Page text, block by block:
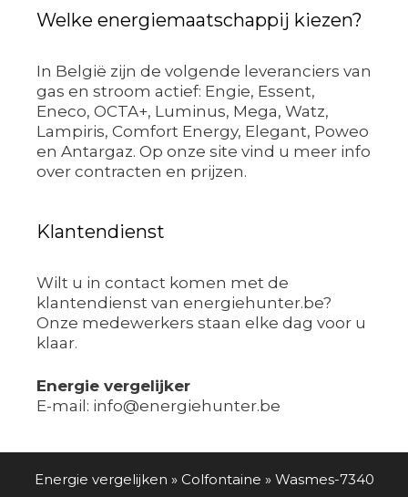
Welke energiemaatschappij kiezen?
In België zijn de volgende leveranciers van
gas en stroom actief: Engie, Essent,
Eneco, OCTA+, Luminus, Mega, Watz,
Lampiris, Comfort Energy, Elegant, Poweo
en Antargaz. Op onze site vind u meer info
over contracten en prijzen.
Klantendienst
Wilt u in contact komen met de
klantendienst van energiehunter.be?
Onze medewerkers staan elke dag voor u
klaar.
Energie vergelijker
E-mail: info@energiehunter.be
Energie vergelijken » Colfontaine » Wasmes-7340